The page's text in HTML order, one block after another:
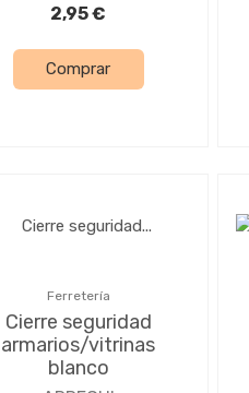
2,95 €
Comprar
Ferretería
Cierre seguridad
armarios/vitrinas
blanco